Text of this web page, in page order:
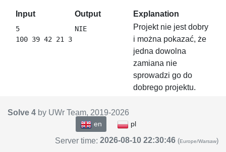
Input Output Explanation
5
Projekt nie jest dobry
i można pokazać, że
jedna dowolna
zamiana nie
sprowadzi go do
dobrego projektu.
Solve 4 by UWr Team, 2019-2026
en pl
Server time: 2026-08-10 22:30:46 (Europe/Warsaw)